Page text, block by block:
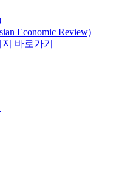
Economic Review)
바로가기